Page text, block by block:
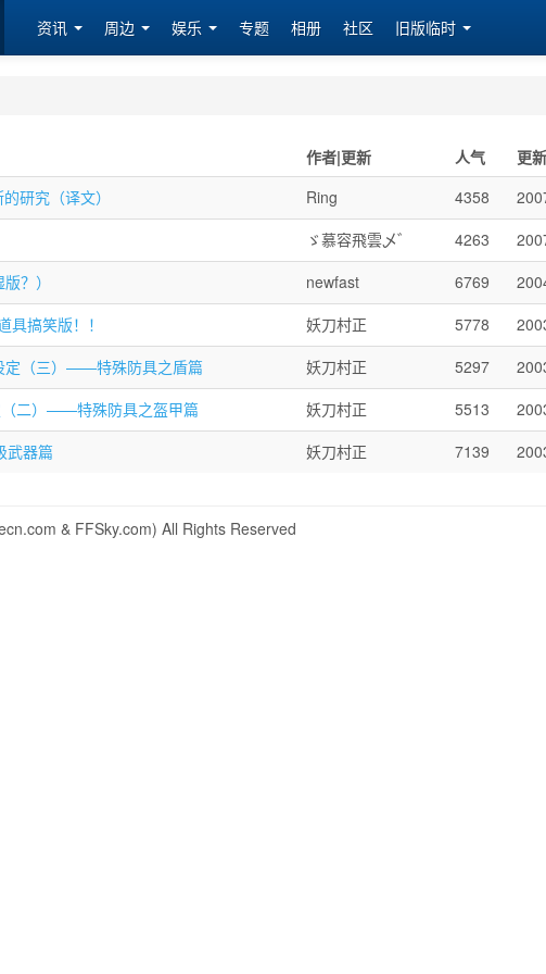
资讯 周边 娱乐 专题 相册 社区 旧版临时
作者|更新 人气
更
研究（译文）
Ring 4358
ゞ慕容飛雲乄゛ 4263
？）
newfast 6769
搞笑版！！
妖刀村正 5778
定（三）——特殊防具之盾篇
妖刀村正 5297
（二）——特殊防具之盔甲篇
妖刀村正 5513
武器篇
妖刀村正 7139
& FFSky.com) All Rights Reserved